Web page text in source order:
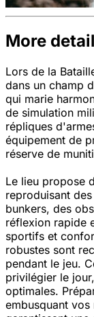
More
Lors de la
dans un champ
qui marie
de simulation
répliques
équipement de
réserve de
Le lieu propose
reproduisant
bunkers, des
réflexion rapide
sportifs et
robustes sont
pendant le jeu.
privilégier le
optimales.
embusquant